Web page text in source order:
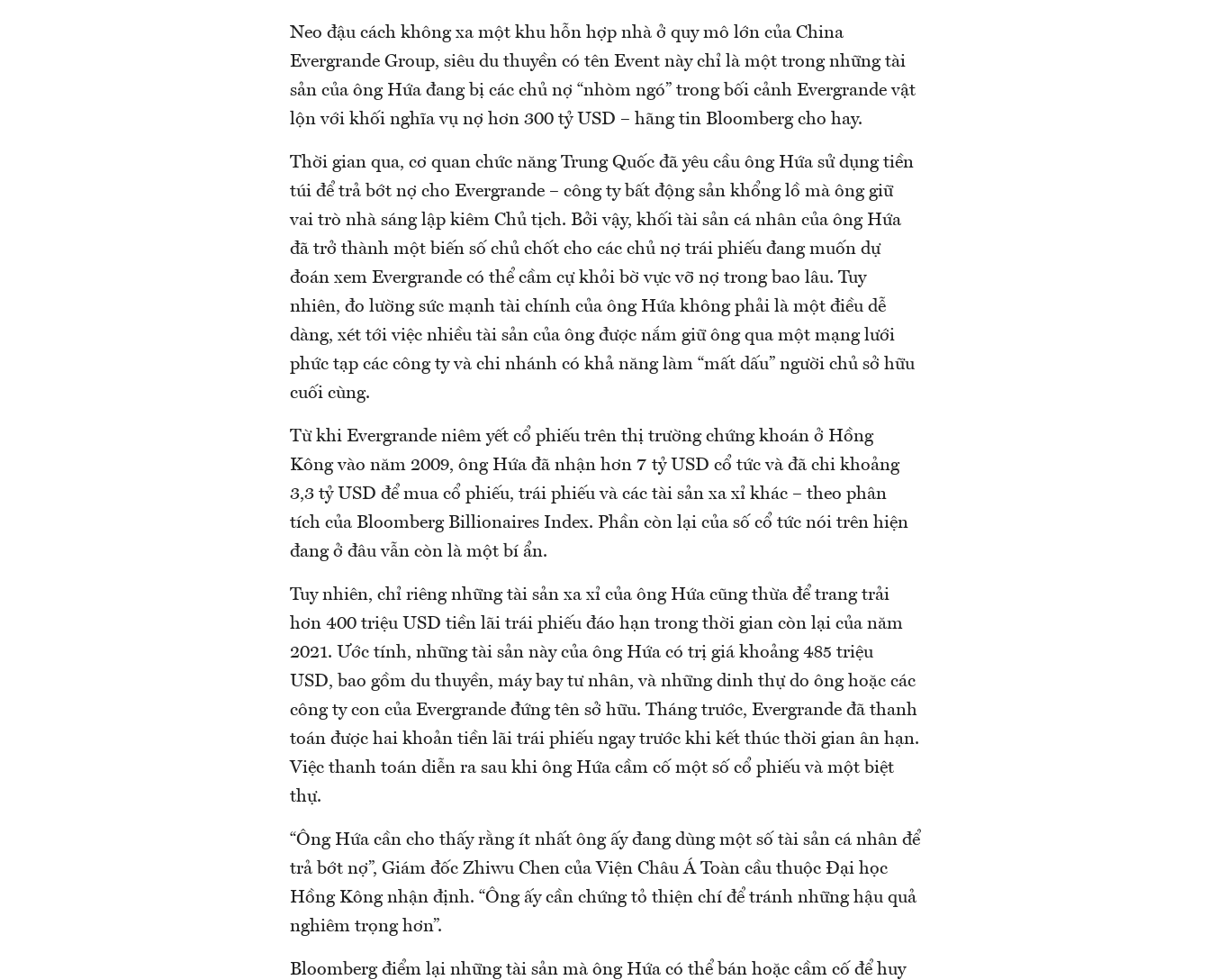
Neo đậu cách không xa một khu hỗn hợp nhà ở quy mô lớn của China
Evergrande Group, siêu du thuyền có tên Event này chỉ là một trong những tài
sản của ông Hứa đang bị các chủ nợ “nhòm ngó” trong bối cảnh Evergrande vật
lộn với khối nghĩa vụ nợ hơn 300 tỷ USD – hãng tin Bloomberg cho hay.
Thời gian qua, cơ quan chức năng Trung Quốc đã yêu cầu ông Hứa sử dụng tiền
túi để trả bớt nợ cho Evergrande – công ty bất động sản khổng lồ mà ông giữ
vai trò nhà sáng lập kiêm Chủ tịch. Bởi vậy, khối tài sản cá nhân của ông Hứa
đã trở thành một biến số chủ chốt cho các chủ nợ trái phiếu đang muốn dự
đoán xem Evergrande có thể cầm cự khỏi bờ vực vỡ nợ trong bao lâu. Tuy
nhiên, đo lường sức mạnh tài chính của ông Hứa không phải là một điều dễ
dàng, xét tới việc nhiều tài sản của ông được nắm giữ ông qua một mạng lưới
phức tạp các công ty và chi nhánh có khả năng làm “mất dấu” người chủ sở hữu
cuối cùng.
Từ khi Evergrande niêm yết cổ phiếu trên thị trường chứng khoán ở Hồng
Kông vào năm 2009, ông Hứa đã nhận hơn 7 tỷ USD cổ tức và đã chi khoảng
3,3 tỷ USD để mua cổ phiếu, trái phiếu và các tài sản xa xỉ khác – theo phân
tích của Bloomberg Billionaires Index. Phần còn lại của số cổ tức nói trên hiện
đang ở đâu vẫn còn là một bí ẩn.
Tuy nhiên, chỉ riêng những tài sản xa xỉ của ông Hứa cũng thừa để trang trải
hơn 400 triệu USD tiền lãi trái phiếu đáo hạn trong thời gian còn lại của năm
2021. Ước tính, những tài sản này của ông Hứa có trị giá khoảng 485 triệu
USD, bao gồm du thuyền, máy bay tư nhân, và những dinh thự do ông hoặc các
công ty con của Evergrande đứng tên sở hữu. Tháng trước, Evergrande đã thanh
toán được hai khoản tiền lãi trái phiếu ngay trước khi kết thúc thời gian ân hạn.
Việc thanh toán diễn ra sau khi ông Hứa cầm cố một số cổ phiếu và một biệt
thự.
“Ông Hứa cần cho thấy rằng ít nhất ông ấy đang dùng một số tài sản cá nhân để
trả bớt nợ”, Giám đốc Zhiwu Chen của Viện Châu Á Toàn cầu thuộc Đại học
Hồng Kông nhận định. “Ông ấy cần chứng tỏ thiện chí để tránh những hậu quả
nghiêm trọng hơn”.
Bloomberg điểm lại những tài sản mà ông Hứa có thể bán hoặc cầm cố để huy